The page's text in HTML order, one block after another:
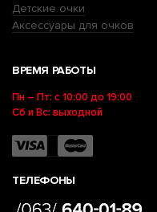
Детские очки
Аксессуары для очков
ВРЕМЯ РАБОТЫ
Пн – Пт: с 10:00 до 19:00
Сб и Вс: выходной
ТЕЛЕФОНЫ